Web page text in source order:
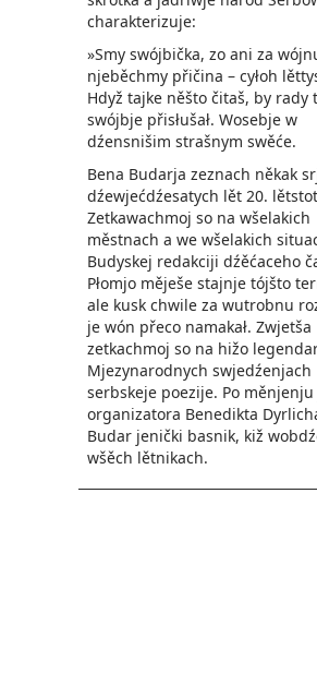
charakterizuje:
»Smy swójbička, zo ani za
njeběchmy přičina – cyłoh
Hdyž tajke něšto čitaš, by rady
swójbje přisłušał. Wosebje w
dźensnišim strašnym swěće.
Bena Budarja zeznach někak
dźewjećdźesatych lět 20.
Zetkawachmoj so na wšelakich
městnach a we wšelakich
Budyskej redakciji dźěćaceho
Płomjo měješe stajnje tójšto
ale kusk chwile za wutrobnu
je wón přeco namakał. Zwjetša
zetkachmoj so na hižo
Mjezynarodnych swjedźenjach
serbskeje poezije. Po
organizatora Benedikta
Budar jenički basnik, kiž
wšěch lětnikach.